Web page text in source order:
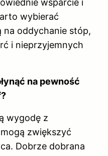
wsparcie i
wybierać
na oddychanie stóp,
i nieprzyjemnych
na pewność
wygodę z
zwiększyć
Dobrze dobrana